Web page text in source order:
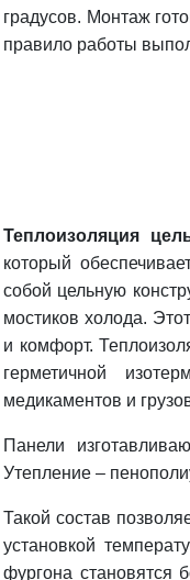
градусов. Монтаж
правило работы
Теплоизоляция
который
собой цельную
мостиков холода.
и комфорт.
герметичной
медикаментов и
Панели
Утепление –
Такой состав
установкой
фургона становятся